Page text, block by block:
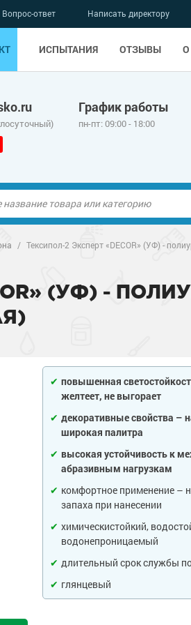
Вопрос-ответ Написать директору
ИСПЫТАНИЯ ОТЗЫВЫ
График работы
пн-пт: 09:00 - 18:00
полы
наливные
металла
краски
эмали
товары
дерева
товары
товары
и потолков
бассейна
товары
товары
/ Тексипол-2 Эксперт «DECOR» (УФ) -
(УФ) -
повышенная
желтеет, не выгорает
декоративные свойства –
широкая палитра
высокая устойчивость к
абразивным нагрузкам
комфортное применение –
запаха при нанесении
химическистойкий,
водонепроницаемый
длительный срок службы
глянцевый